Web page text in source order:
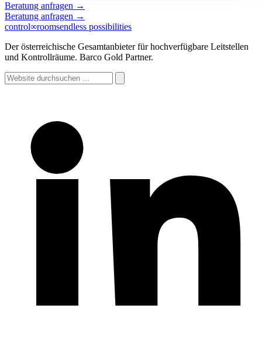
Beratung anfragen →
Beratung anfragen →
control∞roomsendless possibilities
Der österreichische Gesamtanbieter für hochverfügbare Leitstellen
und Kontrollräume. Barco Gold Partner.
Website
durchsuchen